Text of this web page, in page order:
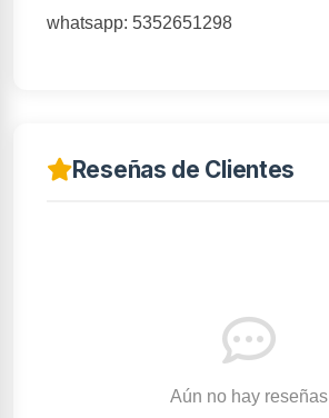
whatsapp: 5352651298
Reseñas de Clientes
Aún no hay reseñas